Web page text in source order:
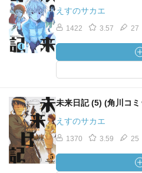
えすのサカエ
1422 3.57 27
未来日記 (5) (角川コ
えすのサカエ
1370 3.59 25